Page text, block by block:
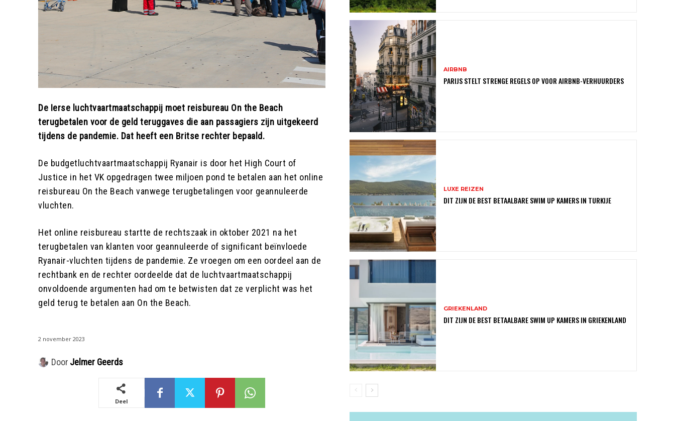
De Ierse luchtvaartmaatschappij moet reisbureau On the Beach
terugbetalen voor de geld teruggaves die aan passagiers zijn uitgekeerd
tijdens de pandemie. Dat heeft een Britse rechter bepaald.
De budgetluchtvaartmaatschappij Ryanair is door het High Court of
Justice in het VK opgedragen twee miljoen pond te betalen aan het online
reisbureau On the Beach vanwege terugbetalingen voor geannuleerde
vluchten.
Het online reisbureau startte de rechtszaak in oktober 2021 na het
terugbetalen van klanten voor geannuleerde of significant beïnvloede
Ryanair-vluchten tijdens de pandemie. Ze vroegen om een oordeel aan de
rechtbank en de rechter oordeelde dat de luchtvaartmaatschappij
onvoldoende argumenten had om te betwisten dat ze verplicht was het
geld terug te betalen aan On the Beach.
2 november 2023
Door Jelmer Geerds
Deel
AIRBNB
PARIJS STELT STRENGE REGELS OP VOOR AIRBNB-VERHUURDERS
LUXE REIZEN
DIT ZIJN DE BEST BETAALBARE SWIM UP KAMERS IN TURKIJE
GRIEKENLAND
DIT ZIJN DE BEST BETAALBARE SWIM UP KAMERS IN GRIEKENLAND